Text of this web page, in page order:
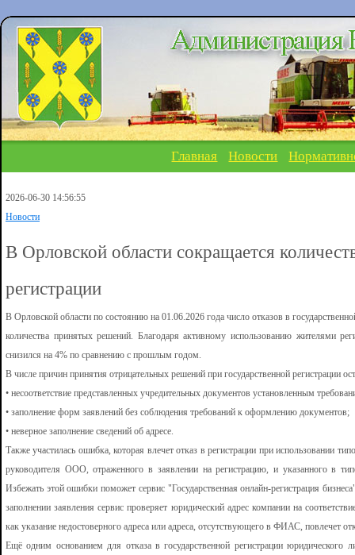
Главная Новости
2026-06-30 14:56:55
Новости
В Орловской области сокращается
регистрации
В Орловской области по состоянию на 01.06.2026 года число отказов в
количества принятых решений. Благодаря активному использованию жителями
снизился на 4% по сравнению с прошлым годом.
В числе причин принятия отрицательных решений при государственной регистрации
• несоответствие представленных учредительных документов установленным
• заполнение форм заявлений без соблюдения требований к оформлению документов;
• неверное заполнение сведений об адресе.
Также участилась ошибка, которая влечет отказ в регистрации при использовании
руководителя ООО, отраженного в заявлении на регистрацию, и указанного в
Избежать этой ошибки поможет сервис "Государственная онлайн-регистрация
заполнении заявления сервис проверяет юридический адрес компании на
как указание недостоверного адреса или адреса, отсутствующего в ФИАС, повлечет
Ещё одним основанием для отказа в государственной регистрации юридического